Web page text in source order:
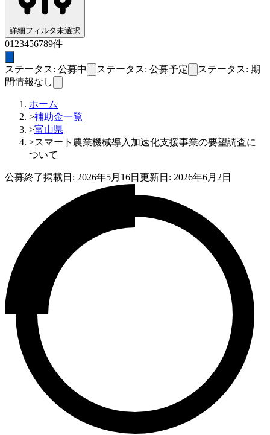
詳細フィルタ未選択
01 23456789件
ステータス: 公募中 ステータス: 公募予定
ステータス: 期
間情報なし
ホーム
>補助金一覧
>富山県
>スマート農業機械導入加速化支援事業の要望調査に
ついて
公募終了掲載日: 2026年5月16日 更新日: 2026年6月2日